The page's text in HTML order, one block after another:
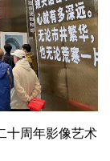
十周年影像艺术